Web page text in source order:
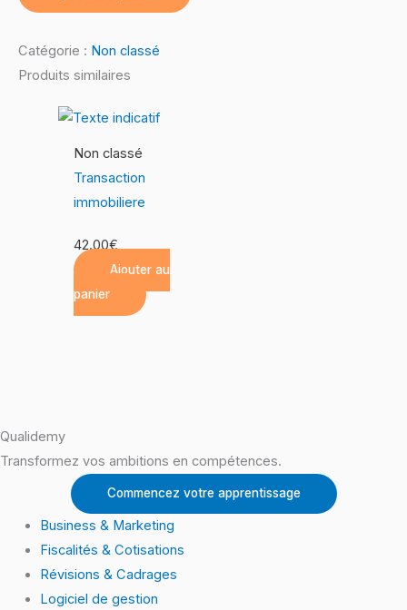
Catégorie : Non classé
Produits similaires
Non classé
Transaction
immobiliere
42.00€
Ajouter au
panier
Qualidemy
Transformez vos ambitions en compétences.
Commencez votre apprentissage
Business & Marketing
Fiscalités & Cotisations
Révisions & Cadrages
Logiciel de gestion